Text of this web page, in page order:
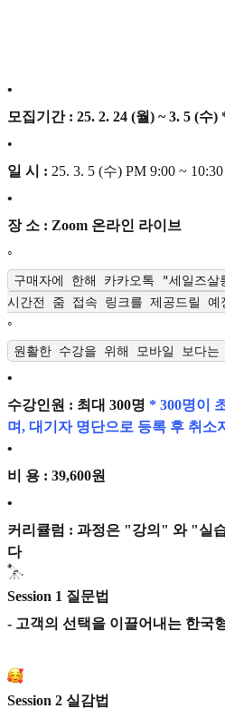
•
모집기간 : 25. 2. 24 (월) ~ 3. 5 (수
•
일 시 : 25. 3. 5 (수) PM 9:00 ~
•
장 소 : Zoom 온라인 라이브
◦
구매자에 한해 카카오톡 "세일즈
시간전 줌 접속 링크를 제공드릴 예
◦
원활한 수강을 위해 모바일 보다는
•
수강인원 : 최대 300명 * 300명이
며, 대기자 명단으로 등록 후 취소
•
비 용 : 39,600원
•
커리큘럼 : 과정은 "강의" 와 "실
다
Session 1 질문법
- 고객의 선택을 이끌어내는 한국
Session 2 실감법